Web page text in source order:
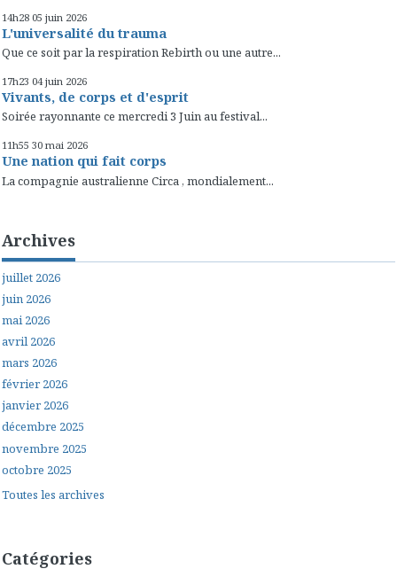
14h28 05 juin 2026
L'universalité du trauma
Que ce soit par la respiration Rebirth ou une autre...
17h23 04 juin 2026
Vivants, de corps et d'esprit
Soirée rayonnante ce mercredi 3 Juin au festival...
11h55 30 mai 2026
Une nation qui fait corps
La compagnie australienne Circa , mondialement...
Archives
juillet 2026
juin 2026
mai 2026
avril 2026
mars 2026
février 2026
janvier 2026
décembre 2025
novembre 2025
octobre 2025
Toutes les archives
Catégories